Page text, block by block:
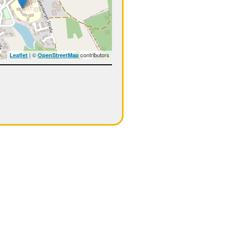
Leaflet | ©OpenStreetMap contributors